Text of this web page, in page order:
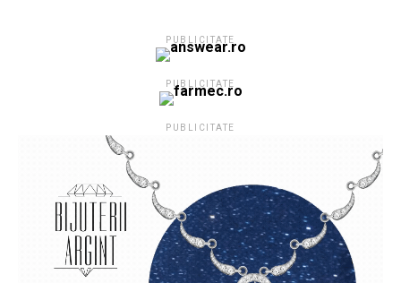
PUBLICITATE
PUBLICITATE
PUBLICITATE